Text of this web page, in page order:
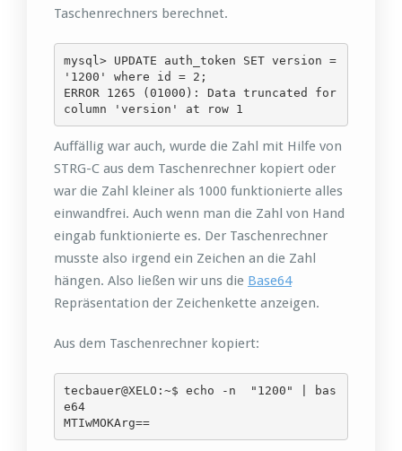
Taschenrechners berechnet.
mysql> UPDATE auth_token SET version =
'1200' where id = 2;
ERROR 1265 (01000): Data truncated for
column 'version' at row 1
Auffällig war auch, wurde die Zahl mit Hilfe von
STRG-C aus dem Taschenrechner kopiert oder
war die Zahl kleiner als 1000 funktionierte alles
einwandfrei. Auch wenn man die Zahl von Hand
eingab funktionierte es. Der Taschenrechner
musste also irgend ein Zeichen an die Zahl
hängen. Also ließen wir uns die Base64
Repräsentation der Zeichenkette anzeigen.
Aus dem Taschenrechner kopiert:
tecbauer@XELO:~$ echo -n  "1200" | bas
e64
MTIwMOKArg==